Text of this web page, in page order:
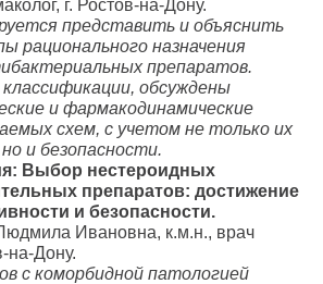
г. Ростов-на-Дону.
представить и объяснить
рационального назначения
препаратов.
обсуждены
и фармакодинамические
схем, с учетом не только их
и безопасности.
Выбор нестероидных
препаратов: достижение
и безопасности.
Ивановна, к.м.н., врач
на-Дону.
с коморбидной патологией